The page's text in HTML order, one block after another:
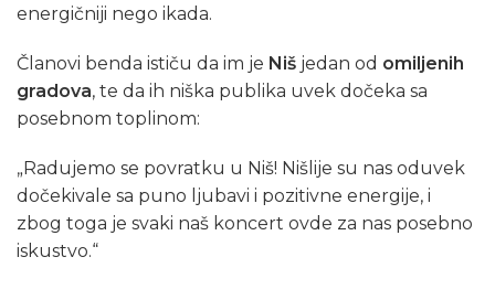
energičniji nego ikada.
Članovi benda ističu da im je Niš jedan od omiljenih
gradova, te da ih niška publika uvek dočeka sa
posebnom toplinom:
„Radujemo se povratku u Niš! Nišlije su nas oduvek
dočekivale sa puno ljubavi i pozitivne energije, i
zbog toga je svaki naš koncert ovde za nas posebno
iskustvo.“